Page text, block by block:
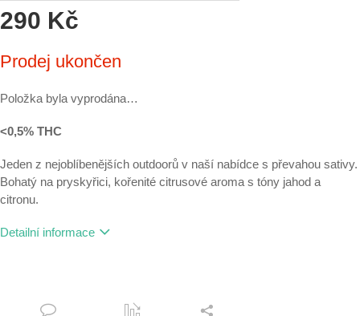
290 Kč
cena:
Prodej ukončen
Položka byla vyprodána…
<0,5% THC
Jeden z nejoblíbenějších outdoorů v naší nabídce s převahou sativy.
Bohatý na pryskyřici, kořenité citrusové aroma s tóny jahod a
citronu.
Detailní informace